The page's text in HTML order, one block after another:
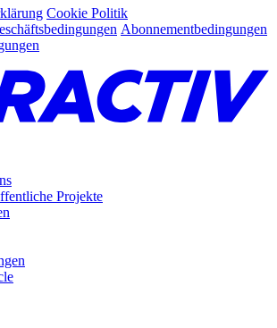
Cookie Politik
Abonnementbedingungen
Projekte